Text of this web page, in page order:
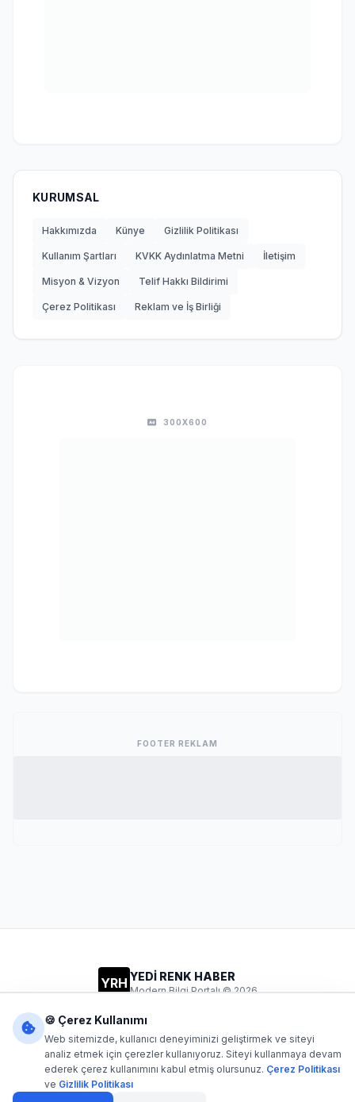
KURUMSAL
Hakkımızda Künye Gizlilik Politikası
Kullanım Şartları KVKK Aydınlatma Metni İletişim
Misyon & Vizyon Telif Hakkı Bildirimi
Çerez Politikası Reklam ve İş Birliği
300X600
FOOTER REKLAM
YRH YEDİ RENK HABER
Modern Bilgi Portalı © 2026
Dijital1- Tüm hakları saklıdır. Kaynak gösterilmeden içerik
🍪 Çerez Kullanımı
Web sitemizde, kullanıcı deneyiminizi geliştirmek ve siteyi
analiz etmek için çerezler kullanıyoruz. Siteyi kullanmaya devam
ederek çerez kullanımını kabul etmiş olursunuz. Çerez Politikası
ve Gizlilik Politikası